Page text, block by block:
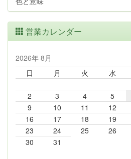
営業カレンダー
2026年 8月
日
月 火 水
2
3 4 5
9
10 11 12
16
17 18 19
23
24 25 26
30
31